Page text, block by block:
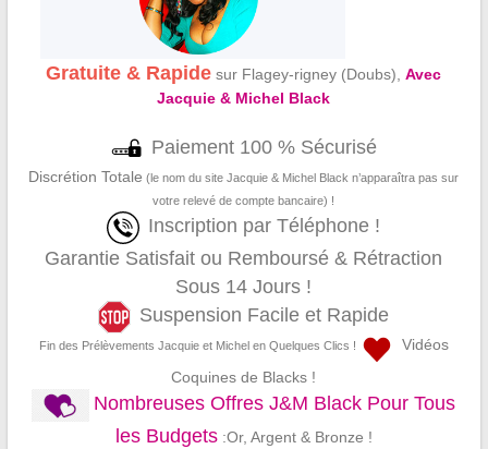
Gratuite & Rapide sur Flagey-rigney (Doubs),Avec
Jacquie & Michel Black
Paiement 100 % Sécurisé
Discrétion Totale (le nom du site Jacquie & Michel Black n’apparaîtra pas sur
votre relevé de compte bancaire) !
Inscription par Téléphone !
Garantie Satisfait ou Remboursé & Rétraction
Sous 14 Jours !
Suspension Facile et Rapide
Fin des Prélèvements Jacquie et Michel en Quelques Clics !
Vidéos
Coquines de Blacks !
Nombreuses Offres J&M Black Pour Tous
les Budgets:Or, Argent & Bronze !